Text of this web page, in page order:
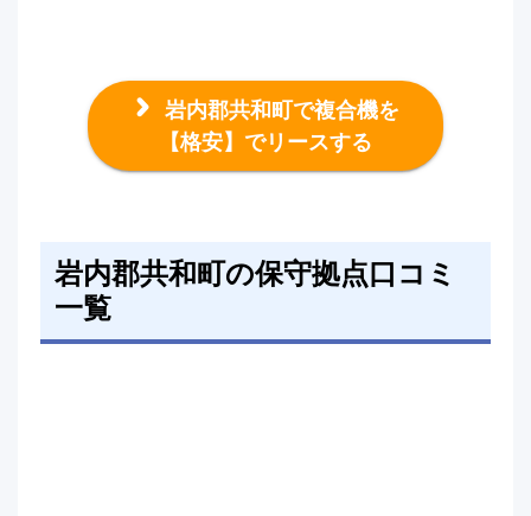
岩内郡共和町で複合機を
【格安】でリースする
岩内郡共和町の保守拠点口コミ
一覧